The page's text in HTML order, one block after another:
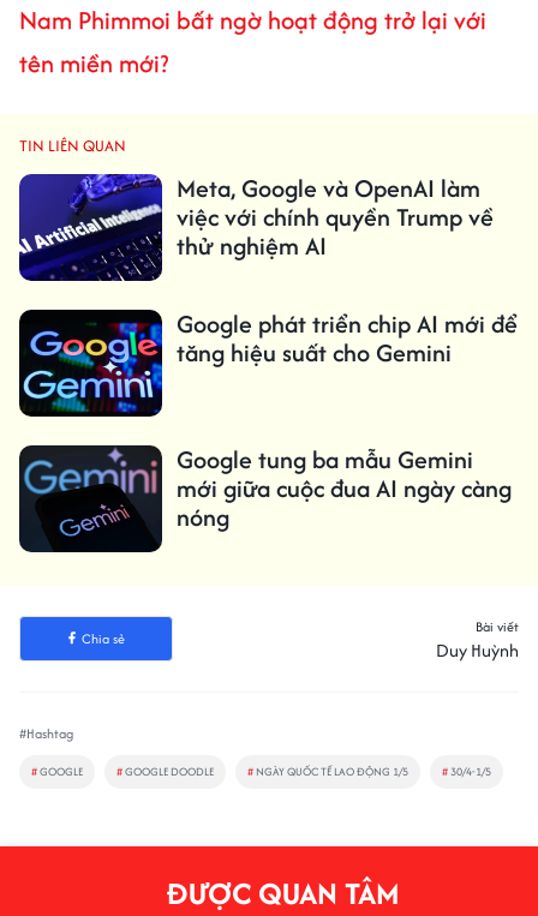
Nam Phimmoi bất ngờ hoạt động trở lại với
tên miền mới?
TIN LIÊN QUAN
Meta, Google và OpenAI làm
việc với chính quyền Trump về
thử nghiệm AI
Google phát triển chip AI mới để
tăng hiệu suất cho Gemini
Google tung ba mẫu Gemini
mới giữa cuộc đua AI ngày càng
nóng
Chia sẻ
Bài viết
Duy Huỳnh
#Hashtag
#GOOGLE #GOOGLE DOODLE # NGÀY QUỐC TẾ LAO ĐỘNG 1/5 #30/4-1/5
ĐƯỢC QUAN TÂM